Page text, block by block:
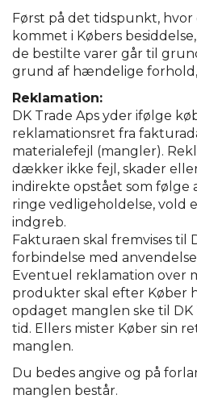
Først på det tidspunkt,
kommet i Købers
de bestilte varer går til
grund af hændelige
Reklamation:
DK Trade Aps yder ifølge
reklamationsret fra
materialefejl (mangler).
dækker ikke fejl, skader
indirekte opstået som følge
ringe vedligeholdelse, vold
indgreb.
Fakturaen skal fremvises til
forbindelse med
Eventuel reklamation over
produkter skal efter Køber
opdaget manglen ske til DK
tid. Ellers mister Køber sin
manglen.
Du bedes angive og på
manglen består.